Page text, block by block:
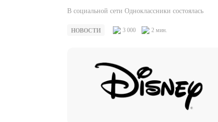
В социальной сети Одноклассники состоялась
Disney «Последний богатырь: Корень зла».
НОВОСТИ 3 000 2 мин.